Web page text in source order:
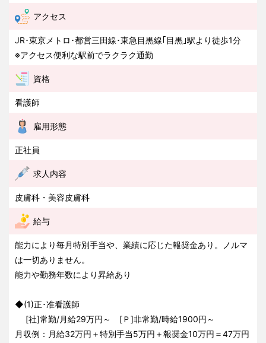
アクセス
JR･東京メトロ･都営三田線･東急目黒線｢目黒｣駅より徒歩1分
※アクセス便利な駅前でラクラク通勤
資格
看護師
雇用形態
正社員
求人内容
皮膚科・美容皮膚科
給与
能力により毎月特別手当や、業績に応じた報奨金あり。ノルマ
は一切ありません。
能力や勤務年数により昇給あり
◆(1)正･准看護師
[社]常勤/月給29万円～ [Ｐ]非常勤/時給1900円～
月収例：月給32万円＋特別手当5万円＋報奨金10万円＝47万円